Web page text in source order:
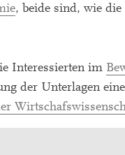
, beide sind, wie
Interessierten im
der Unterlagen